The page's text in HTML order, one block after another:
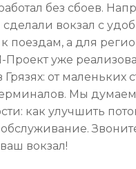
без сбоев.
вокзал с
поездам, а для
Проект уже
Грязях: от маленьких
Мы
как улучшить
обслуживание.
вокзал!